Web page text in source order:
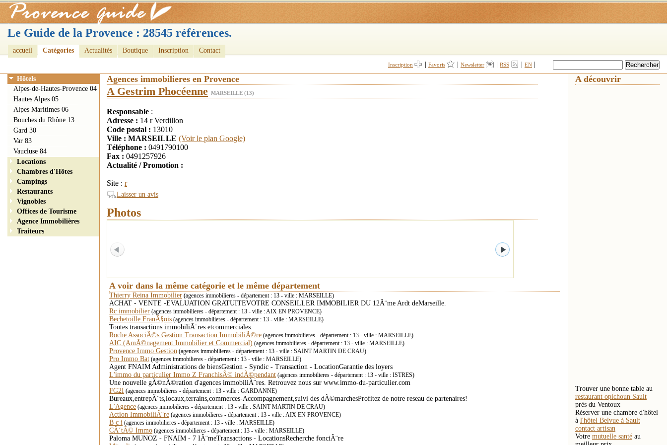
Le Guide de la Provence : 28545 références.
accueil Catégories Actualités Boutique Inscription Contact
Inscription Favoris Newsletter RSS EN
Agences immobilieres en Provence
A Gestrim Phocéenne MARSEILLE (13)
Responsable :
Adresse : 14 r Verdillon
Code postal : 13010
Ville : MARSEILLE (Voir le plan Google)
Téléphone : 0491790100
Fax : 0491257926
Actualité / Promotion :
Site : r
Laisser un avis
Photos
A voir dans la même catégorie et le même département
Thierry Reina Immobilier (agences immobilieres - département : 13 - ville : MARSEILLE)
ACHAT - VENTE -EVALUATION GRATUITEVOTRE CONSEILLER IMMOBILIER DU 12Ã¨me Ardt deMarseille.
Rc immobilier (agences immobilieres - département : 13 - ville : AIX EN PROVENCE)
Bechetoille FranÃ§ois (agences immobilieres - département : 13 - ville : MARSEILLE)
Toutes transactions immobiliÃ¨res etcommerciales.
Roche AssociÃ©s Gestion Transaction ImmobiliÃ©re (agences immobilieres - département : 13 - ville : MARSEILLE)
AIC (AmÃ©nagement Immobilier et Commercial) (agences immobilieres - département : 13 - ville : MARSEILLE)
Provence Immo Gestion (agences immobilieres - département : 13 - ville : SAINT MARTIN DE CRAU)
Pro Immo Bat (agences immobilieres - département : 13 - ville : MARSEILLE)
Agent FNAIM Administrations de biensGestion - Syndic - Transaction - LocationGarantie des loyers
L'immo du particulier Immo Z FranchisÃ© indÃ©pendant (agences immobilieres - département : 13 - ville : ISTRES)
Une nouvelle gÃ©nÃ©ration d'agences immobiliÃ¨res. Retrouvez nous sur www.immo-du-particulier.com
FG2I (agences immobilieres - département : 13 - ville : GARDANNE)
Bureaux,entrepÃ´ts,locaux,terrains,commerces-Accompagnement,suivi des dÃ©marchesProfitez de notre reseau de partenaires!
L'Agence (agences immobilieres - département : 13 - ville : SAINT MARTIN DE CRAU)
Action ImmobiliÃ¨re (agences immobilieres - département : 13 - ville : AIX EN PROVENCE)
B c i (agences immobilieres - département : 13 - ville : MARSEILLE)
CÃ´tÃ© Immo (agences immobilieres - département : 13 - ville : MARSEILLE)
Paloma MUNOZ - FNAIM - 7 IÃ¨meTransactions - LocationsRecherche fonciÃ¨re
Hôtels
Alpes-de-Hautes-Provence 04
Hautes Alpes 05
Alpes Maritimes 06
Bouches du Rhône 13
Gard 30
Var 83
Vaucluse 84
Locations
Chambres d'Hôtes
Campings
Restaurants
Vignobles
Offices de Tourisme
Agence Immobilières
Traiteurs
A découvrir
Trouver une bonne table au
restaurant opichoun Sault
près du Ventoux
Réserver une chambre d'hôtel
à l'hôtel Belvue à Sault
contact artisan
Votre mutuelle santé au